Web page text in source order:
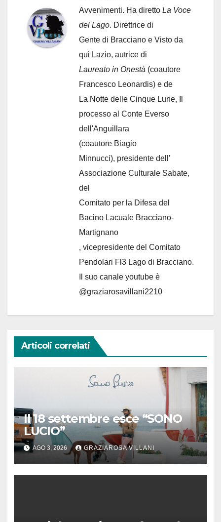
Avvenimenti. Ha diretto La Voce
del Lago. Direttrice di
Gente di Bracciano e Visto da
qui Lazio, autrice di
Laureato in Onestà (coautore
Francesco Leonardis) e de
La Notte delle Cinque Lune, Il
processo al Conte Everso
dell'Anguillara
(coautore Biagio
Minnucci), presidente dell'
Associazione Culturale Sabate,
del
Comitato per la Difesa del
Bacino Lacuale Bracciano-
Martignano
, vicepresidente del Comitato
Pendolari Fl3 Lago di Bracciano.
Il suo canale youtube è
@graziarosavillani2210
Articoli correlati
Il 18 settembre esce “SONO
LUCIO”
AGO 3, 2026 GRAZIAROSA VILLANI